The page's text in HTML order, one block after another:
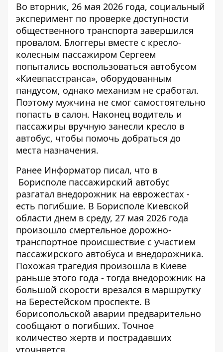
Во вторник, 26 мая 2026 года, социальный
эксперимент по проверке доступности
общественного транспорта завершился
провалом. Блоггеры вместе с кресло-
колесным пассажиром Сергеем
попытались воспользоваться автобусом
«Киевпасстранса», оборудованным
пандусом, однако механизм не сработал.
Поэтому мужчина не смог самостоятельно
попасть в салон. Наконец водитель и
пассажиры вручную занесли кресло в
автобус, чтобы помочь добраться до
места назначения.
Ранее Информатор писал, что в
Борисполе пассажирский автобус
разгатал внедорожник на еврожестах -
есть погибшие. В Борисполе Киевской
области днем ​​в среду, 27 мая 2026 года
произошло смертельное дорожно-
транспортное происшествие с участием
пассажирского автобуса и внедорожника.
Похожая трагедия произошла в Киеве
раньше этого года - тогда внедорожник на
большой скорости врезался в маршрутку
на Берестейском проспекте. В
борисопольской аварии предварительно
сообщают о погибших. Точное
количество жертв и пострадавших
уточняется.